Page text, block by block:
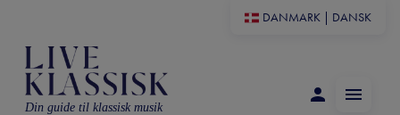
DANMARK DANSK
Din guide til klassisk musik